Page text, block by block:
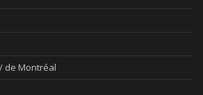
de Montréal